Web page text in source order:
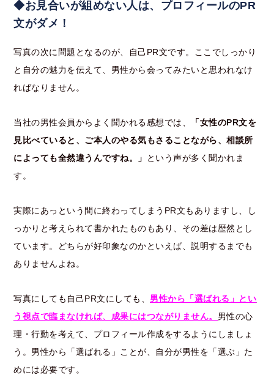
◆お見合いが組めない人は、プロフィールのPR
文がダメ！
写真の次に問題となるのが、自己PR文です。ここでしっかり
と自分の魅力を伝えて、男性から会ってみたいと思われなけ
ればなりません。
当社の男性会員からよく聞かれる感想では、
「女性のPR文を
見比べていると、ご本人のやる気もさることながら、相談所
によっても全然違うんですね。」
という声が多く聞かれま
す。
実際にあっという間に終わってしまうPR文もありますし、し
っかりと考えられて書かれたものもあり、その差は歴然とし
ています。どちらが好印象なのかといえば、説明するまでも
ありませんよね。
写真にしても自己PR文にしても、 男性から「選ばれる」とい
う視点で臨まなければ、成果にはつながりません。 男性の心
理・行動を考えて、プロフィール作成をするようにしましょ
う。男性から「選ばれる」ことが、自分が男性を「選ぶ」た
めには必要です。